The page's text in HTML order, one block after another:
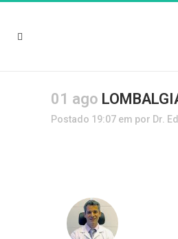
01 ago
Postado 19:07 em por Dr.